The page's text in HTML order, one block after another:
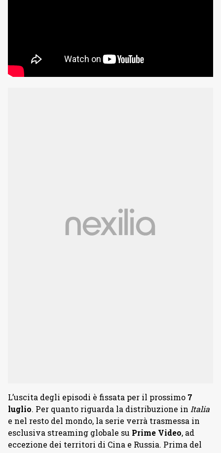
L’uscita degli episodi è fissata per il prossimo 7
luglio. Per quanto riguarda la distribuzione in Italia
e nel resto del mondo, la serie verrà trasmessa in
esclusiva streaming globale su Prime Video, ad
eccezione dei territori di Cina e Russia. Prima del